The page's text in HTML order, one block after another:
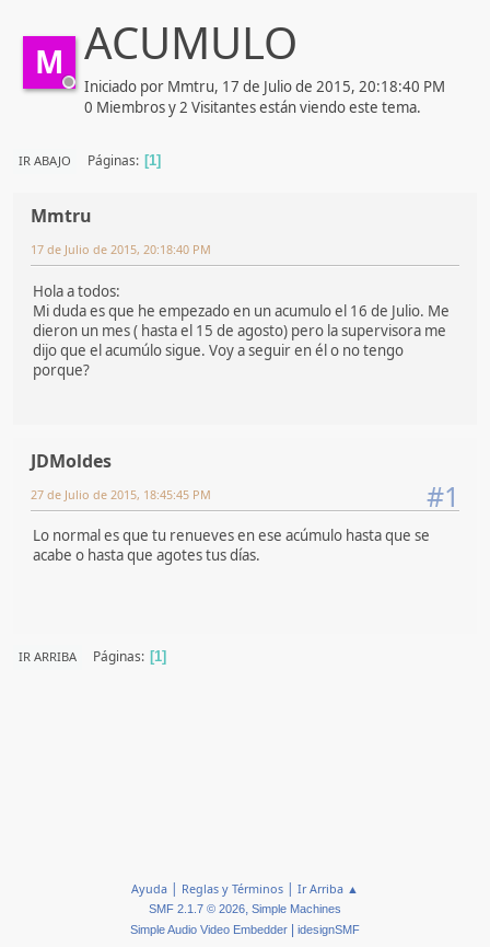
M ACUMULO
Iniciado por Mmtru, 17 de Julio de 2015, 20:18:40 PM
0 Miembros y 2 Visitantes están viendo este tema.
IR ABAJO Páginas 1
Mmtru
17 de Julio de 2015, 20:18:40 PM
Hola a todos:
Mi duda es que he empezado en un acumulo el 16 de Julio. Me
dieron un mes ( hasta el 15 de agosto) pero la supervisora me
dijo que el acumúlo sigue. Voy a seguir en él o no tengo
porque?
JDMoldes
#1
27 de Julio de 2015, 18:45:45 PM
Lo normal es que tu renueves en ese acúmulo hasta que se
acabe o hasta que agotes tus días.
IR ARRIBA Páginas 1
Ayuda | Reglas y Términos | Ir Arriba ▲
SMF 2.1.7 © 2026, Simple Machines
Simple Audio Video Embedder
idesignSMF